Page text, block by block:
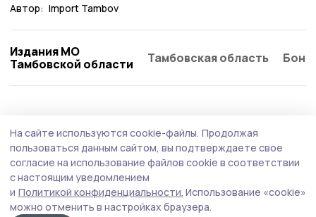
Автор: Import Tambov
Издания МО
Тамбовской области
Тамбовская область
На сайте используются cookie-файлы. Продолжая
пользоваться данным сайтом, вы подтверждаете свое
согласие на использование файлов cookie в соответствии
с настоящим уведомлением
и Политикой конфиденциальности. Использование «cookie»
можно отменить в настройках браузера.